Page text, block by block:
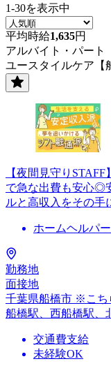
1-30を表示中
平均時給1,635円
アルバイト・パート
ユースタイルケア【
【夜間見守り
で急な出費も安心◎
ルと高収入をその手
ホームヘルパー
勤務地
面接地
千葉県船橋市 ※こち
船橋駅、西船橋駅、
交通費支給
未経験OK